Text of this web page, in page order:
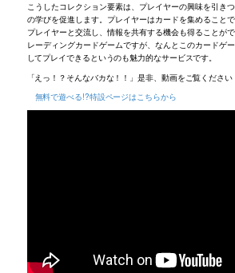
こうしたコレクション要素は、プレイヤーの興味を引き
の学びを促進します。プレイヤーはカードを集めること
プレイヤーと交流し、情報を共有する機会も得ることが
レーディングカードゲームですが、なんとこのカードゲ
してプレイできるというのも魅力的なサービスです。
「えっ！？そんなバカな！！」是非、動画をご覧ください
無料で遊べる!?特設ページはこちらから